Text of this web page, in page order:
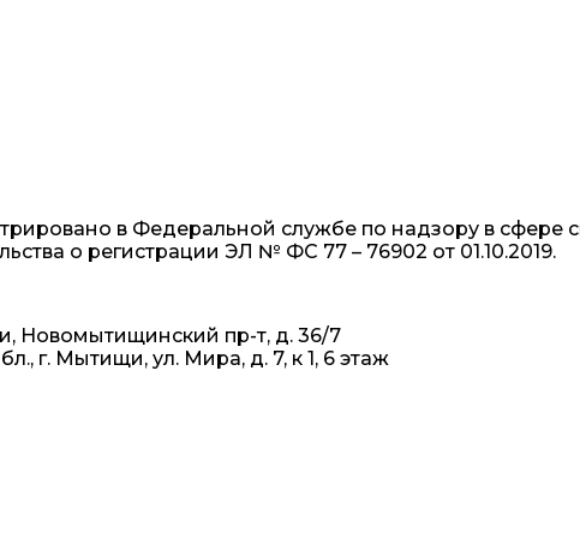
в Федеральной службе по надзору в сфере
о регистрации ЭЛ № ФС 77 – 76902 от 01.10.2019.
Новомытищинский пр-т, д. 36/7
г. Мытищи, ул. Мира, д. 7, к 1, 6 этаж